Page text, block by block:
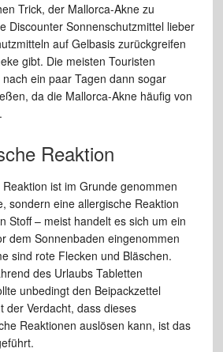
Trick, der Mallorca-Akne zu
Discounter Sonnenschutzmittel lieber
auf Gelbasis zurückgreifen
gibt. Die meisten Touristen
ein paar Tagen dann sogar
da die Mallorca-Akne häufig von
Reaktion
ist im Grunde genommen
sondern eine allergische Reaktion
Stoff – meist handelt es sich um ein
dem Sonnenbaden eingenommen
sind rote Flecken und Bläschen.
des Urlaubs Tabletten
unbedingt den Beipackzettel
der Verdacht, dass dieses
Reaktionen auslösen kann, ist das